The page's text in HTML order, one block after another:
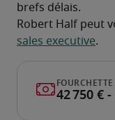
brefs délais.
sales executive.